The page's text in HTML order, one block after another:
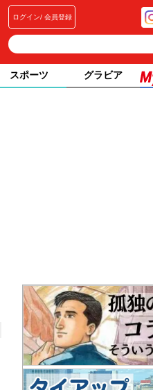
ログイン 会員登録
スポーツ グラビア